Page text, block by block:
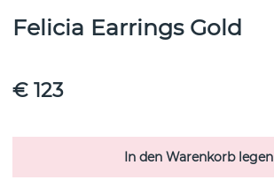
Felicia Earrings Gold
€ 123
In den Warenkorb legen